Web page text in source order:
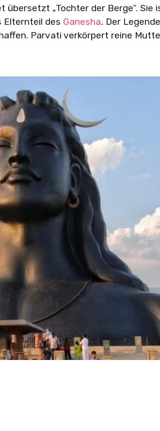
„Tochter der Berge“. Sie
Elternteil des Ganesha. Der
Parvati verkörpert reine